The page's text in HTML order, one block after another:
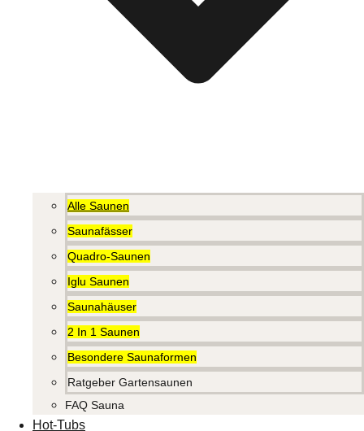
Alle Saunen
Saunafässer
Quadro-Saunen
Iglu Saunen
Saunahäuser
2 In 1 Saunen
Besondere Saunaformen
Ratgeber Gartensaunen
FAQ Sauna
Hot-Tubs